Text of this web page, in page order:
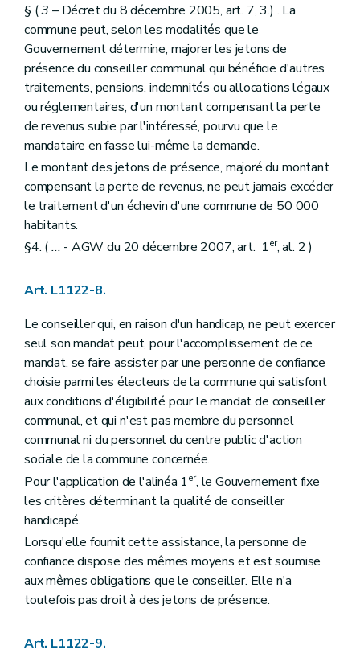
Art. L1412-6
Art. L1412-7
Art. L1412-8
Chapitre III
Le bureau et le président
Section première Mode de désignation et statut des membres du bureau et du président
Art. L1413-1
Section 2 Réunions, délibérations et décisions du bureau
Art. L1413-2
Section 3
Attributions
Art. L1413-3
Art. L1413-4
Chapitre IV Le secrétaire
Art. L1414-1
Titre II Les actes des autorités de (secteur)
Art. L1421-1
Art. L1422-2
Chapitre unique
Art. L1431-1
Titre IV Administration des (secteurs)
Chapitre unique
Art. L1441-1
Titre V Les finances des (secteurs)
Chapitre unique
Art. L1451-1
Art. L1451-2
Art. L1451-3
Livre V
De la coopération entre communes
Titre premier Dispositions générales
Chapitre premier Champ d'application
Chapitre II
Les modes de coopération
Section première Les conventions entre communes
Art. L1512-1
Section 2 Les associations de projet
Art. L1512-2
Les (
– Décret du 9 mars 2007, art. 3) intercommunales
§ (3 – Décret du 8 décembre 2005, art. 7, 3.) . La
commune peut, selon les modalités que le
Gouvernement détermine, majorer les jetons de
présence du conseiller communal qui bénéficie d'autres
traitements, pensions, indemnités ou allocations légaux
ou réglementaires, d'un montant compensant la perte
de revenus subie par l'intéressé, pourvu que le
mandataire en fasse lui-même la demande.
Le montant des jetons de présence, majoré du montant
compensant la perte de revenus, ne peut jamais excéder
le traitement d'un échevin d'une commune de 50 000
habitants.
§4. (... - AGW du 20 décembre 2007, art. 1er, al. 2 )
Art. L1122-8.
Le conseiller qui, en raison d'un handicap, ne peut exercer
seul son mandat peut, pour l'accomplissement de ce
mandat, se faire assister par une personne de confiance
choisie parmi les électeurs de la commune qui satisfont
aux conditions d'éligibilité pour le mandat de conseiller
communal, et qui n'est pas membre du personnel
communal ni du personnel du centre public d'action
sociale de la commune concernée.
Pour l'application de l'alinéa 1er, le Gouvernement fixe
les critères déterminant la qualité de conseiller
handicapé.
Lorsqu'elle fournit cette assistance, la personne de
confiance dispose des mêmes moyens et est soumise
aux mêmes obligations que le conseiller. Elle n'a
toutefois pas droit à des jetons de présence.
Art. L1122-9.